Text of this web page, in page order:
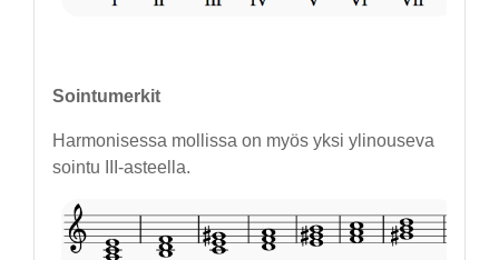
Sointumerkit
Harmonisessa mollissa on myös yksi ylinouseva
sointu III-asteella.